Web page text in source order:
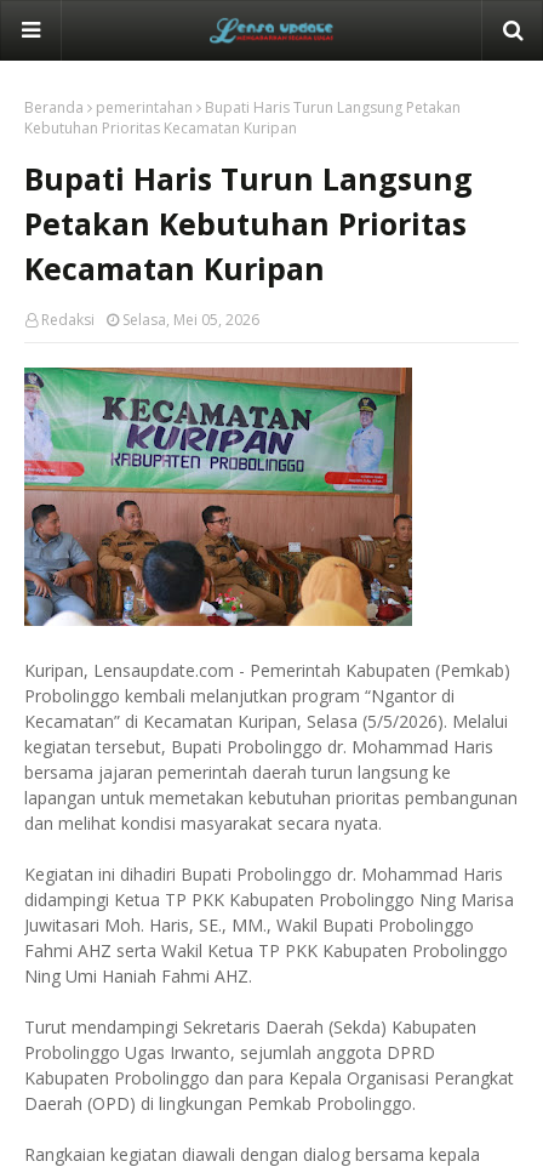
Beranda pemerintahan
Bupati Haris Turun Langsung Petakan
Kebutuhan Prioritas Kecamatan Kuripan
Bupati Haris Turun Langsung
Petakan Kebutuhan Prioritas
Kecamatan Kuripan
Redaksi Selasa, Mei 05, 2026
Kuripan, Lensaupdate.com - Pemerintah Kabupaten (Pemkab)
Probolinggo kembali melanjutkan program “Ngantor di
Kecamatan” di Kecamatan Kuripan, Selasa (5/5/2026). Melalui
kegiatan tersebut, Bupati Probolinggo dr. Mohammad Haris
bersama jajaran pemerintah daerah turun langsung ke
lapangan untuk memetakan kebutuhan prioritas pembangunan
dan melihat kondisi masyarakat secara nyata.
Kegiatan ini dihadiri Bupati Probolinggo dr. Mohammad Haris
didampingi Ketua TP PKK Kabupaten Probolinggo Ning Marisa
Juwitasari Moh. Haris, SE., MM., Wakil Bupati Probolinggo
Fahmi AHZ serta Wakil Ketua TP PKK Kabupaten Probolinggo
Ning Umi Haniah Fahmi AHZ.
Turut mendampingi Sekretaris Daerah (Sekda) Kabupaten
Probolinggo Ugas Irwanto, sejumlah anggota DPRD
Kabupaten Probolinggo dan para Kepala Organisasi Perangkat
Daerah (OPD) di lingkungan Pemkab Probolinggo.
Rangkaian kegiatan diawali dengan dialog bersama kepala